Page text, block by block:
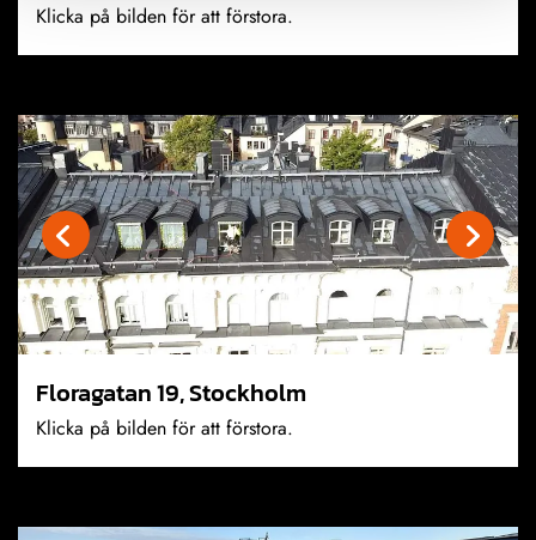
Klicka på bilden för att förstora.
Floragatan 19, Stockholm
Klicka på bilden för att förstora.